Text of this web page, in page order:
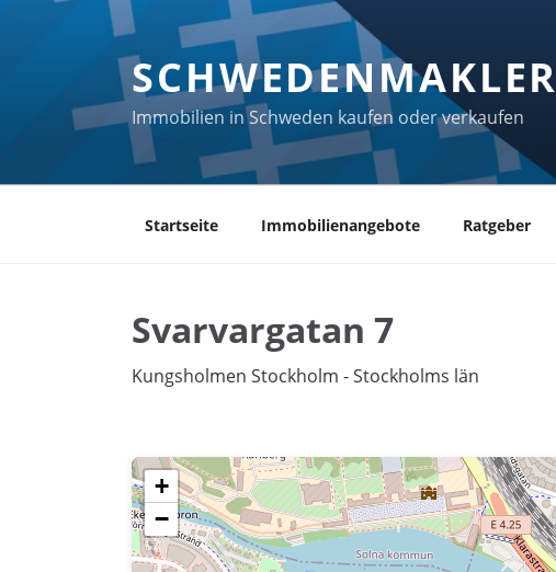
SCHWEDENMAKLER
Immobilien in Schweden kaufen oder verkaufen
Startseite Immobilienangebote Ratgeber
Svarvargatan 7
Kungsholmen Stockholm - Stockholms län
+
−